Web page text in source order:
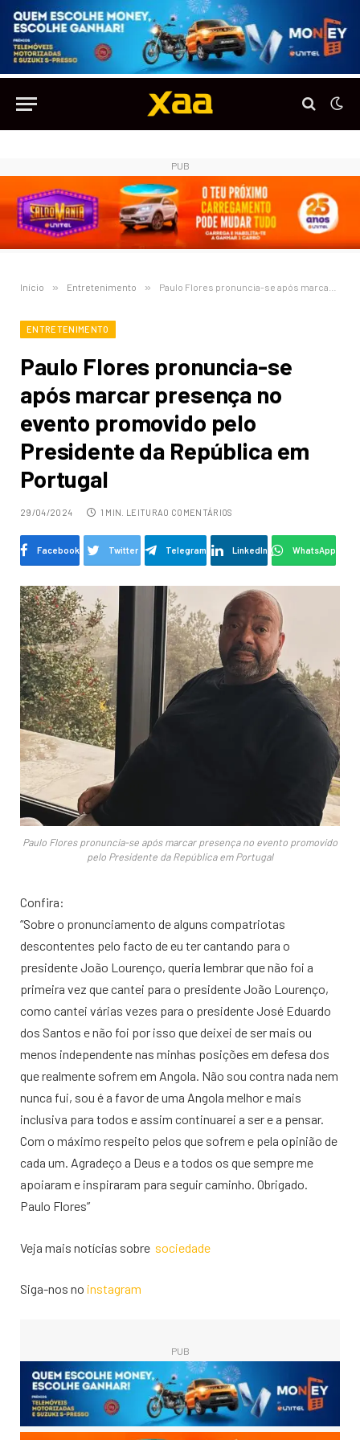
PUB
Início » Entretenimento » Paulo Flores pronuncia-se após marcar presença no evento promovido pelo Presidente da República em Portugal
ENTRETENIMENTO
Paulo Flores pronuncia-se
após marcar presença no
evento promovido pelo
Presidente da República em
Portugal
29/04/2024 1 MIN. LEITURA0 COMENTÁRIOS
Facebook Twitter Telegram LinkedIn WhatsApp
Paulo Flores pronuncia-se após marcar presença no evento promovido
pelo Presidente da República em Portugal
Confira:
“Sobre o pronunciamento de alguns compatriotas
descontentes pelo facto de eu ter cantando para o
presidente João Lourenço, queria lembrar que não foi a
primeira vez que cantei para o presidente João Lourenço,
como cantei várias vezes para o presidente José Eduardo
dos Santos e não foi por isso que deixei de ser mais ou
menos independente nas minhas posições em defesa dos
que realmente sofrem em Angola. Não sou contra nada nem
nunca fui, sou é a favor de uma Angola melhor e mais
inclusiva para todos e assim continuarei a ser e a pensar.
Com o máximo respeito pelos que sofrem e pela opinião de
cada um. Agradeço a Deus e a todos os que sempre me
apoiaram e inspiraram para seguir caminho. Obrigado.
Paulo Flores”
Veja mais notícias sobre sociedade
Siga-nos no instagram
PUB